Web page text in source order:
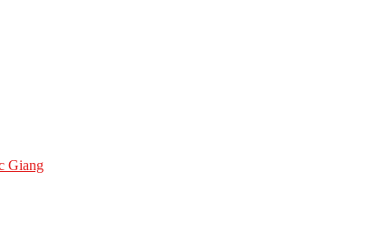
Giang